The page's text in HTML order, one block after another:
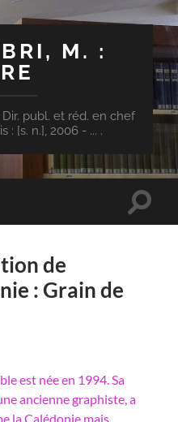
M. :
publ. et réd. en chef
: [s. n.], 2006 - ... .
Toggle
de
: Grain de
est née en 1994. Sa
ancienne graphiste, a
la Calédonie mais